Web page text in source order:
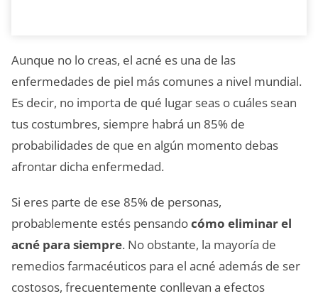
Aunque no lo creas, el acné es una de las
enfermedades de piel más comunes a nivel mundial.
Es decir, no importa de qué lugar seas o cuáles sean
tus costumbres, siempre habrá un 85% de
probabilidades de que en algún momento debas
afrontar dicha enfermedad.
Si eres parte de ese 85% de personas,
probablemente estés pensandocómo eliminar el
acné para siempre. No obstante, la mayoría de
remedios farmacéuticos para el acné además de ser
costosos, frecuentemente conllevan a efectos